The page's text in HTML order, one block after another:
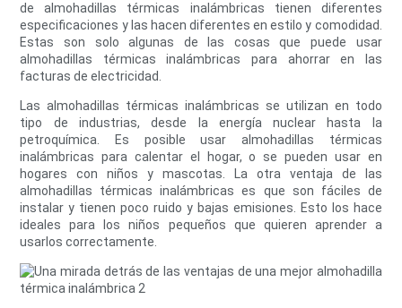
de almohadillas térmicas inalámbricas tienen diferentes
especificaciones y las hacen diferentes en estilo y comodidad.
Estas son solo algunas de las cosas que puede usar
almohadillas térmicas inalámbricas para ahorrar en las
facturas de electricidad.
Las almohadillas térmicas inalámbricas se utilizan en todo
tipo de industrias, desde la energía nuclear hasta la
petroquímica. Es posible usar almohadillas térmicas
inalámbricas para calentar el hogar, o se pueden usar en
hogares con niños y mascotas. La otra ventaja de las
almohadillas térmicas inalámbricas es que son fáciles de
instalar y tienen poco ruido y bajas emisiones. Esto los hace
ideales para los niños pequeños que quieren aprender a
usarlos correctamente.